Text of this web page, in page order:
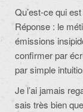
Qu’est-ce qui
Réponse : le
émissions
confirmer par
par simple
Je l’ai jamais
sais très bien